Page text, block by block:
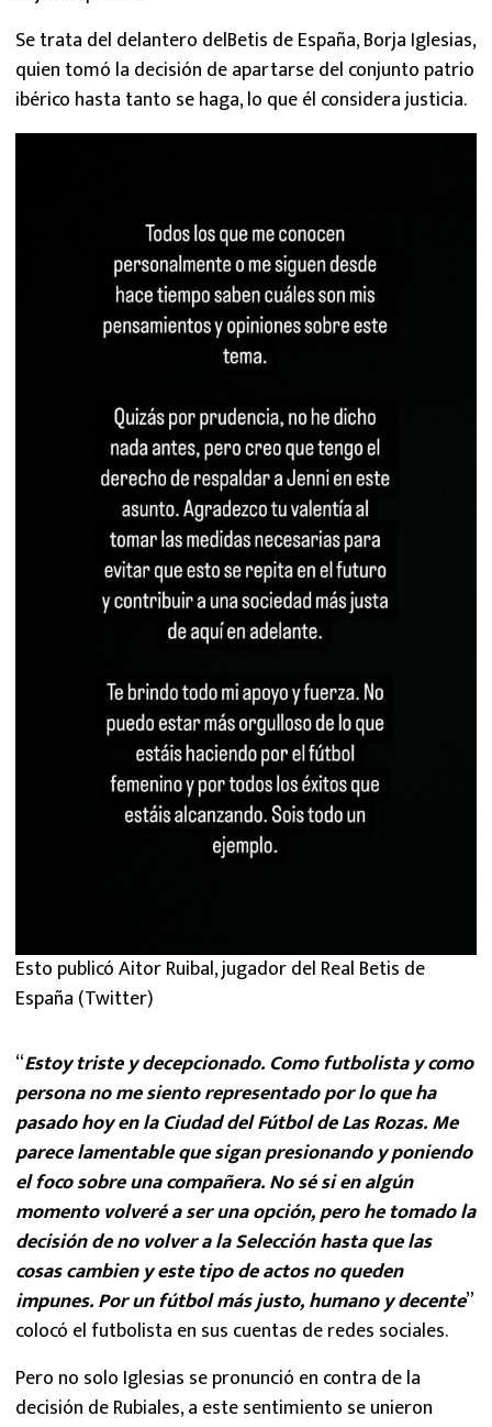
Se trata del delantero delBetis de España, Borja Iglesias,
quien tomó la decisión de apartarse del conjunto patrio
ibérico hasta tanto se haga, lo que él considera justicia.
Esto publicó Aitor Ruibal, jugador del Real Betis de
España (Twitter)
“Estoy triste y decepcionado. Como futbolista y como
persona no me siento representado por lo que ha
pasado hoy en la Ciudad del Fútbol de Las Rozas. Me
parece lamentable que sigan presionando y poniendo
el foco sobre una compañera. No sé si en algún
momento volveré a ser una opción, pero he tomado la
decisión de no volver a la Selección hasta que las
cosas cambien y este tipo de actos no queden
impunes. Por un fútbol más justo, humano y decente”
colocó el futbolista en sus cuentas de redes sociales.
Pero no solo Iglesias se pronunció en contra de la
decisión de Rubiales, a este sentimiento se unieron